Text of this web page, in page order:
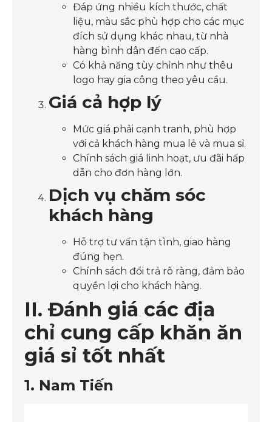
Đáp ứng nhiều kích thước, chất
liệu, màu sắc phù hợp cho các mục
đích sử dụng khác nhau, từ nhà
hàng bình dân đến cao cấp.
Có khả năng tùy chỉnh như thêu
logo hay gia công theo yêu cầu.
Giá cả hợp lý
Mức giá phải cạnh tranh, phù hợp
với cả khách hàng mua lẻ và mua sỉ.
Chính sách giá linh hoạt, ưu đãi hấp
dẫn cho đơn hàng lớn.
Dịch vụ chăm sóc
khách hàng
Hỗ trợ tư vấn tận tình, giao hàng
đúng hẹn.
Chính sách đổi trả rõ ràng, đảm bảo
quyền lợi cho khách hàng.
II. Đánh giá các địa
chỉ cung cấp khăn ăn
giá sỉ tốt nhất
1. Nam Tiến